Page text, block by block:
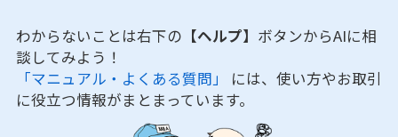
わからないことは右下の 【ヘルプ】 ボタンからAIに相
談してみよう！
「マニュアル・よくある質問」 には、使い方やお取引
に役立つ情報がまとまっています。